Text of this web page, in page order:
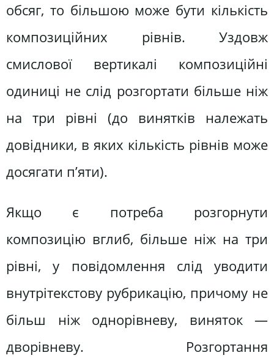
обсяг, то більшою може бути кількість
композиційних рівнів. Уздовж
смислової вертикалі композиційні
одиниці не слід розгортати більше ніж
на три рівні (до винятків належать
довідники, в яких кількість рівнів може
досягати п’яти).
Якщо є потреба розгорнути
композицію вглиб, більше ніж на три
рівні, у повідомлення слід уводити
внутрітекстову рубрикацію, причому не
більш ніж однорівневу, виняток —
дворівневу. Розгортання